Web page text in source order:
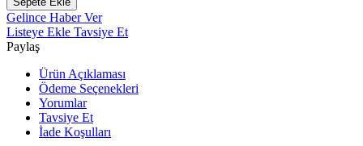
Gelince Haber Ver
Listeye Ekle Tavsiye Et
Paylaş
Ürün Açıklaması
Ödeme Seçenekleri
Yorumlar
Tavsiye Et
İade Koşulları